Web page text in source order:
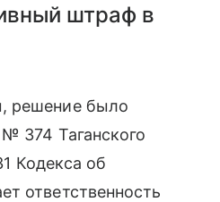
штраф в
решение было
374 Таганского
Кодекса об
ответственность